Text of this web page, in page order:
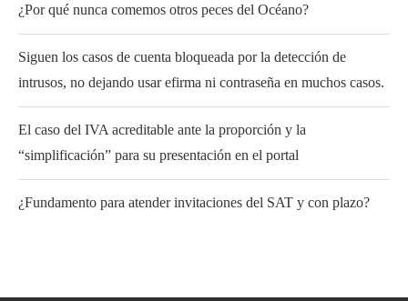
¿Por qué nunca comemos otros peces del Océano?
Siguen los casos de cuenta bloqueada por la detección de
intrusos, no dejando usar efirma ni contraseña en muchos casos.
El caso del IVA acreditable ante la proporción y la
“simplificación” para su presentación en el portal
¿Fundamento para atender invitaciones del SAT y con plazo?